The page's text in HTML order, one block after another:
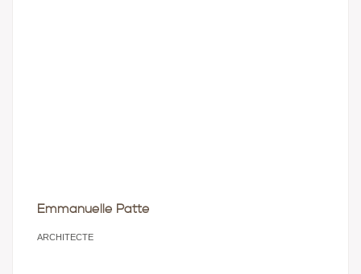
Emmanuelle Patte
ARCHITECTE